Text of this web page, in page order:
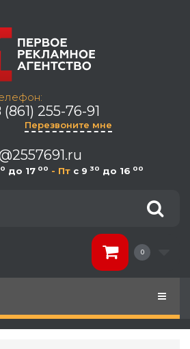
(861) 255-76-91
Перезвоните мне
до 17 00 - Пт c 9 30 до 16 00
0